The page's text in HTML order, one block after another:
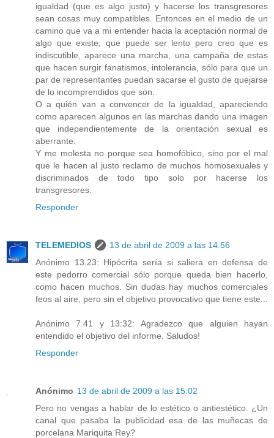
igualdad (que es algo justo) y hacerse los transgresores
sean cosas muy compatibles. Entonces en el medio de un
camino que va a mi entender hacia la aceptación normal de
algo que existe, que puede ser lento pero creo que es
indiscutible, aparece una marcha, una campaña de estas
que hacen surgir fanatismos, intolerancia, sólo para que un
par de representantes puedan sacarse el gusto de quejarse
de lo incomprendidos que son.
O a quién van a convencer de la igualdad, apareciendo
como aparecen algunos en las marchas dando una imagen
que independientemente de la orientación sexual es
aberrante.
Y me molesta no porque sea homofóbico, sino por el mal
que le hacen al justo reclamo de muchos homosexuales y
discriminados de todo tipo solo por hacerse los
transgresores.
Responder
TELEMEDIOS
13 de abril de 2009 a las 14:56
Anónimo 13.23: Hipócrita sería si saliera en defensa de
este pedorro comercial sólo porque queda bien hacerlo,
como hacen muchos. Sin dudas hay muchos comerciales
feos al aire, pero sin el objetivo provocativo que tiene este...
Anónimo 7.41 y 13:32: Agradezco que alguien hayan
entendido el objetivo del informe. Saludos!
Responder
Anónimo 13 de abril de 2009 a las 15:02
Pero no vengas a hablar de lo estético o antiestético. ¿Un
canal que pasaba la publicidad esa de las muñecas de
porcelana Mariquita Rey?